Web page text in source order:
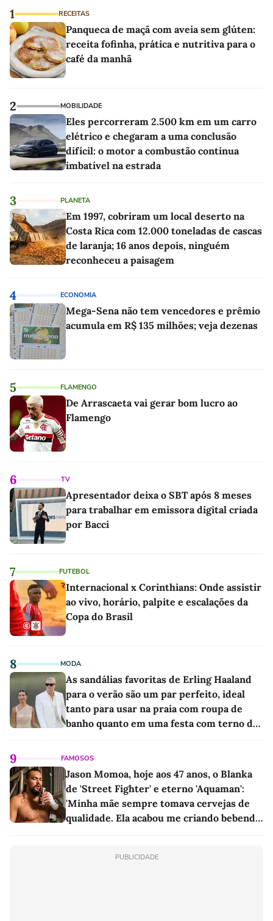
1 RECEITAS
Panqueca de maçã com aveia sem glúten:
receita fofinha, prática e nutritiva para o
café da manhã
2 MOBILIDADE
Eles percorreram 2.500 km em um carro
elétrico e chegaram a uma conclusão
difícil: o motor a combustão continua
imbatível na estrada
3 PLANETA
Em 1997, cobriram um local deserto na
Costa Rica com 12.000 toneladas de cascas
de laranja; 16 anos depois, ninguém
reconheceu a paisagem
4 ECONOMIA
Mega-Sena não tem vencedores e prêmio
acumula em R$ 135 milhões; veja dezenas
5 FLAMENGO
De Arrascaeta vai gerar bom lucro ao
Flamengo
6 TV
Apresentador deixa o SBT após 8 meses
para trabalhar em emissora digital criada
por Bacci
7 FUTEBOL
Internacional x Corinthians: Onde assistir
ao vivo, horário, palpite e escalações da
Copa do Brasil
8 MODA
As sandálias favoritas de Erling Haaland
para o verão são um par perfeito, ideal
tanto para usar na praia com roupa de
banho quanto em uma festa com terno de
9 FAMOSOS
Jason Momoa, hoje aos 47 anos, o Blanka
de 'Street Fighter' e eterno 'Aquaman':
'Minha mãe sempre tomava cervejas de
qualidade. Ela acabou me criando bebendo
PUBLICIDADE